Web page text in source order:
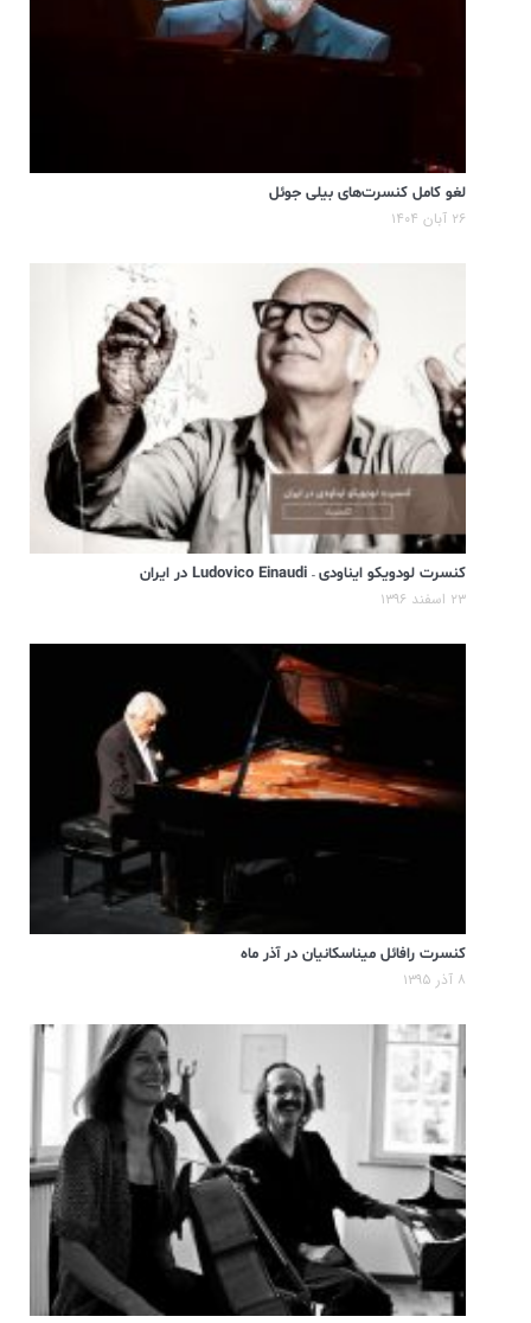
لغو کامل کنسرت‌های بیلی جوئل
۲۶ آبان ۱۴۰۴
کنسرت لودویکو ایناودی – Ludovico Einaudi در ایران
۲۳ اسفند ۱۳۹۶
کنسرت رافائل میناسکانیان در آذر ماه
۸ آذر ۱۳۹۵